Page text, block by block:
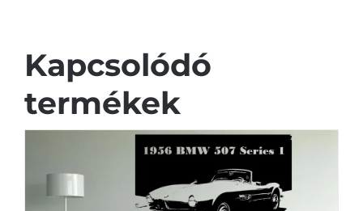
Kapcsolódó
termékek